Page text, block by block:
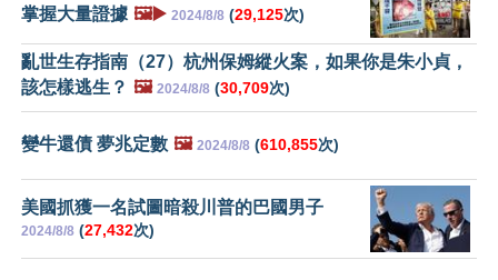
掌握大量證據 🖼️▶️ 2024/8/8 (29,125次)
亂世生存指南（27）杭州保姆縱火案，如果你是朱小貞，
該怎樣逃生？ 🖼️ 2024/8/8 (30,709次)
變牛還債 夢兆定數 🖼️ 2024/8/8 (610,855次)
美國抓獲一名試圖暗殺川普的巴國男子
2024/8/8 (27,432次)